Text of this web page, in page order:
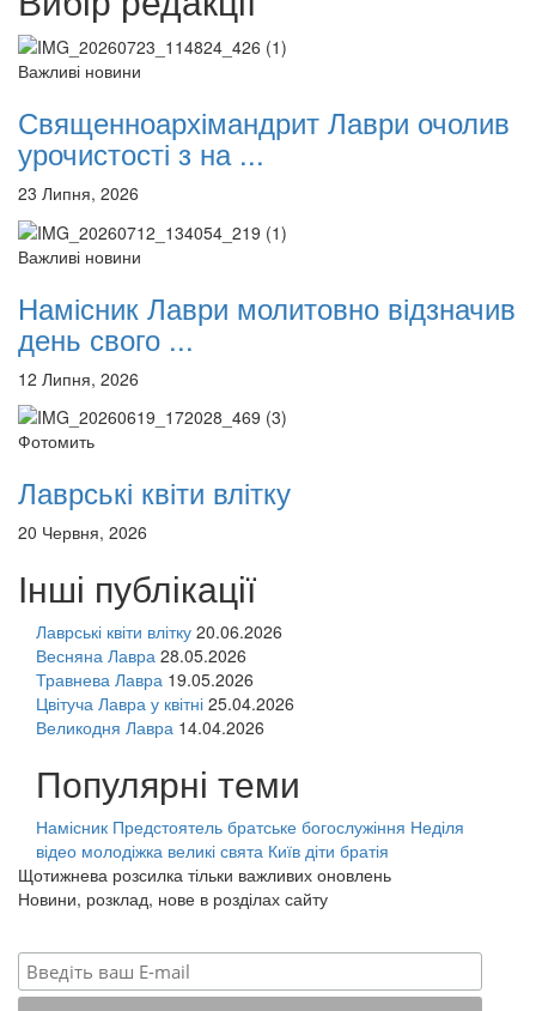
12 сентября 2015Название трансляции
12 сентября 2015Название трансляции
12 сентября 2015
Перейти до архіву
Важливі новини
Священноархімандрит Лаври очолив
урочистості з на ...
23 Липня, 2026
Важливі новини
Намісник Лаври молитовно відзначив
день свого ...
12 Липня, 2026
Фотомить
Лаврські квіти влітку
20 Червня, 2026
Інші публікації
Лаврські квіти влітку 20.06.2026
Весняна Лавра 28.05.2026
Травнева Лавра 19.05.2026
Цвітуча Лавра у квітні 25.04.2026
Великодня Лавра 14.04.2026
Популярні теми
Намісник Предстоятель братське богослужіння Неділя
відео молодіжка великі свята Київ діти братія
Щотижнева розсилка тільки важливих оновлень
Новини, розклад, нове в розділах сайту